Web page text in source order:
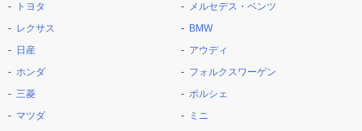
トヨタ
レクサス
日産
ホンダ
三菱
マツダ
メルセデス・ベンツ
BMW
アウディ
フォルクスワーゲン
ポルシェ
ミニ